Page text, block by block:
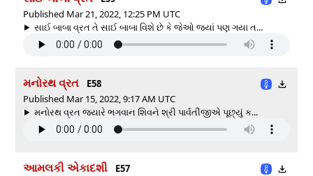
Published Mar 21, 2022, 12:25 PM UTC
સાઈ બાબા વ્રત તે સાઈ બાબા વિશે છે કે જેઓ જ્યાં પણ ગયા ત...
મનોરથ વ્રત
E58
Published Mar 15, 2022, 9:17 AM UTC
મનોરથ વ્રત જ્યારે ભગવાન શિવને શ્રી પાર્વતીજીએ પૂછ્યું ક...
આમલકી એકાદશી
E57